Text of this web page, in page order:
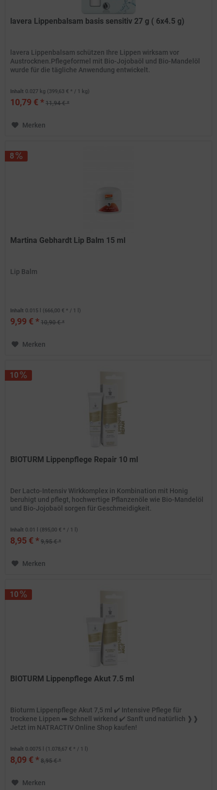
lavera Lippenbalsam basis sensitiv 27 g ( 6x4.5 g)
lavera Lippenbalsam schützen Ihre Lippen wirksam vor
Austrocknen.Pflegeformel mit Bio-Jojobaöl und Bio-Mandelöl
wurde für die tägliche Anwendung entwickelt.
Inhalt 0.027 kg (399,63 € * / 1 kg)
10,79 € * 11,94 € *
Merken
8
Martina Gebhardt Lip Balm 15 ml
Lip Balm
Inhalt 0.015 l (666,00 € * / 1 l)
9,99 € * 10,90 € *
Merken
10
BIOTURM Lippenpflege Repair 10 ml
Der Lacto-Intensiv Wirkkomplex in Kombination mit Honig
beruhigt und pflegt, hochwertige Pflanzenöle wie Bio-Mandelöl
und Bio-Jojobaöl sorgen für Geschmeidigkeit.
Inhalt 0.01 l (895,00 € * / 1 l)
8,95 € * 9,95 € *
Merken
10
BIOTURM Lippenpflege Akut 7.5 ml
Bioturm Lippenpflege Akut 7,5 ml ✔️ Intensive Pflege für
trockene Lippen ➡️ Schnell wirkend ✔️ Sanft und natürlich ❱❱
Jetzt im NATRACTIV Online Shop kaufen!
Inhalt 0.0075 l (1.078,67 € * / 1 l)
8,09 € * 8,95 € *
Merken